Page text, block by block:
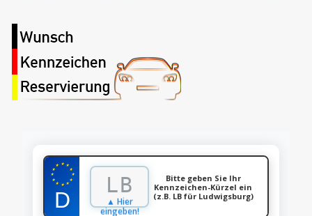
★ ★
★
★
★
★
★
★
★
★
★
★
▲ Hier
eingeben!
Bitte geben Sie Ihr
Kennzeichen-Kürzel ein
(z.B. LB für Ludwigsburg)